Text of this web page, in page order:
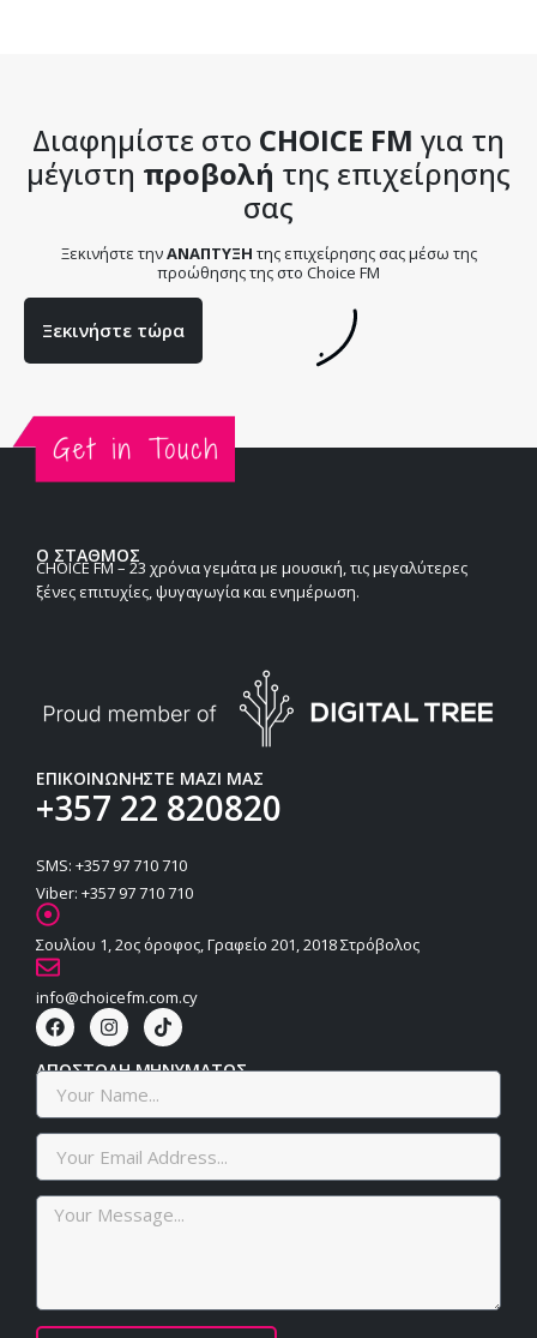
Διαφημίστε στο CHOICE FM για τη
μέγιστη προβολή της επιχείρησης
σας
Ξεκινήστε τηνΑΝΑΠΤΥΞΗ της επιχείρησης σας μέσω της
προώθησης της στο Choice FM
Ξεκινήστε τώρα
Ο ΣΤΑΘΜΟΣ
CHOICE FM – 23 χρόνια γεμάτα με μουσική, τις μεγαλύτερες
ξένες επιτυχίες, ψυγαγωγία και ενημέρωση.
ΕΠΙΚΟΙΝΩΝΗΣΤΕ ΜΑΖΙ ΜΑΣ
+357 22 820820
SMS: +357 97 710 710
Viber: +357 97 710 710
Σουλίου 1, 2ος όροφος, Γραφείο 201, 2018 Στρόβολος
info@choicefm.com.cy
ΑΠΟΣΤΟΛΗ ΜΗΝΥΜΑΤΟΣ